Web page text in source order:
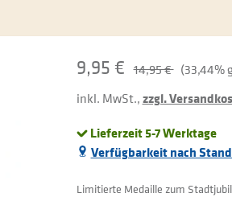
9,95 € 14,95 € (33,44%
inkl. MwSt.,zzgl.
Lieferzeit 5-7 Werktage
Verfügbarkeit nach
Limitierte Medaille zum